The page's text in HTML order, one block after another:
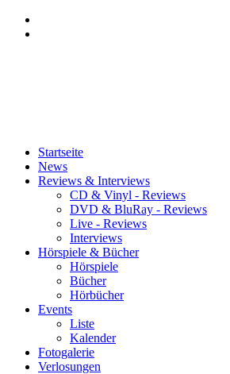
Startseite
News
Reviews & Interviews
CD & Vinyl - Reviews
DVD & BluRay - Reviews
Live - Reviews
Interviews
Hörspiele & Bücher
Hörspiele
Bücher
Hörbücher
Events
Liste
Kalender
Fotogalerie
Verlosungen